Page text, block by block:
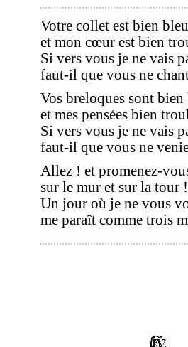
Votre collet est bien bleu
et mon cœur est bien
Si vers vous je ne vais
faut-il que vous ne
Vos breloques sont bien
et mes pensées bien
Si vers vous je ne vais
faut-il que vous ne
Allez ! et promenez-
sur le mur et sur la tour !
Un jour où je ne vous
me paraît comme trois